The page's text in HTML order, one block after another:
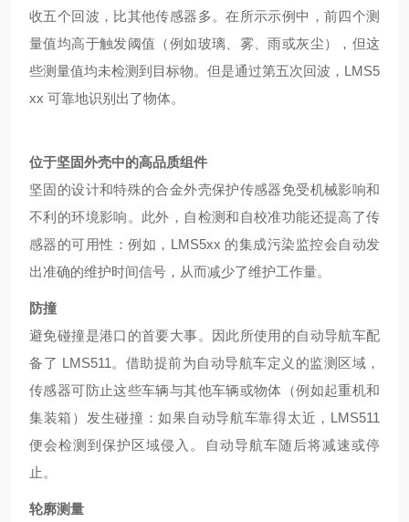
收五个回波，比其他传感器多。在所示示例中，前四个测
量值均高于触发阈值（例如玻璃、雾、雨或灰尘），但这
些测量值均未检测到目标物。但是通过第五次回波，LMS5
xx 可靠地识别出了物体。
位于坚固外壳中的高品质组件
坚固的设计和特殊的合金外壳保护传感器免受机械影响和
不利的环境影响。此外，自检测和自校准功能还提高了传
感器的可用性：例如， LMS5xx 的集成污染监控会自动发
出准确的维护时间信号，从而减少了维护工作量。
防撞
避免碰撞是港口的首要大事。因此所使用的自动导航车配
备了 LMS511。借助提前为自动导航车定义的监测区域，
传感器可防止这些车辆与其他车辆或物体（例如起重机和
集装箱）发生碰撞：如果自动导航车靠得太近，LMS511
便会检测到保护区域侵入。自动导航车随后将减速或停
止。
轮廓测量